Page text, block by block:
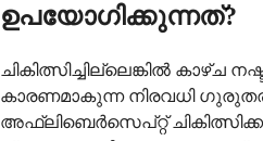
ഉപയോഗിക്കുന്നത്?
ചികിത്സിച്ചില്ലെങ്കിൽ കാഴ്ച
കാരണമാകുന്ന നിരവധി
അഫ്‌ലിബെർസെപ്റ്റ്